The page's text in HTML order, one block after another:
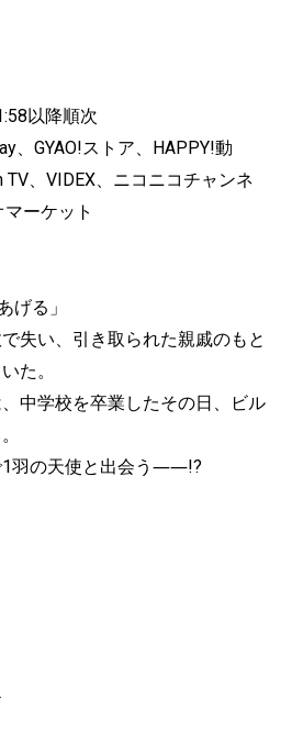
以降順次
、GYAO!ストア、HAPPY!動
TV、VIDEX、ニコニコチャンネ
ーケット
げる」
失い、引き取られた親戚のもと
た。
中学校を卒業したその日、ビル
1羽の天使と出会う――!?